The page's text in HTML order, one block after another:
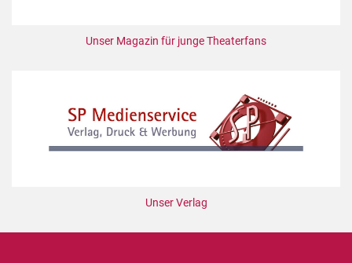
Unser Magazin für junge Theaterfans
Unser Verlag